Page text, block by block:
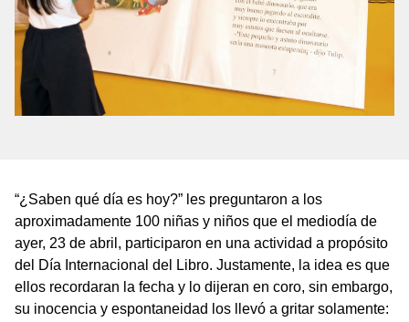
“¿Saben qué día es hoy?” les preguntaron a los
aproximadamente 100 niñas y niños que el mediodía de
ayer, 23 de abril, participaron en una actividad a propósito
del Día Internacional del Libro. Justamente, la idea es que
ellos recordaran la fecha y lo dijeran en coro, sin embargo,
su inocencia y espontaneidad los llevó a gritar solamente: